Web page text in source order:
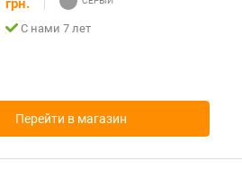
С нами 7 лет
Перейти в магазин